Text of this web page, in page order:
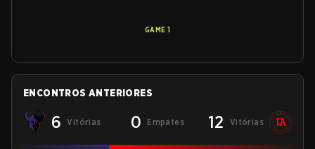
GAME 1
ENCONTROS ANTERIORES
6 Vitórias 0 Empates 12 Vitórias